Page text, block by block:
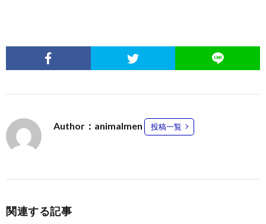
Author：animalmen 投稿一覧
関連する記事